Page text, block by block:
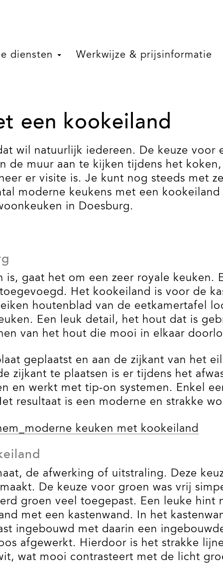
diensten Werkwijze & prijsinformatie
een kookeiland
wil natuurlijk iedereen. De keuze
de muur aan te kijken tijdens het
er visite is. Je kunt nog steeds met
moderne keukens met een
in Doesburg.
gaat het om een zeer royale keuken.
Het kookeiland is voor de
houtenblad van de eetkamertafel
Een leuk detail, het hout dat is
van het hout die mooi in elkaar
geplaatst en aan de zijkant van het
zijkant te plaatsen is er tijdens het
en werkt met tip-on systemen. Enkel
resultaat is een moderne en strakke
de afwerking of uitstraling. Deze
De keuze voor groen was vrij
groen veel toegepast. Een leuke hint
met een kastenwand. In het
ingebouwd met daarin een
afgewerkt. Hierdoor is het strakke
wat mooi contrasteert met de licht